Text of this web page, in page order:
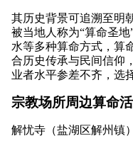
其历史背景可追溯至明
被当地人称为“算命圣
水等多种算命方式，算
合历史传承与民间信仰
业者水平参差不齐，选
宗教场所周边算命
解忧寺（盐湖区解州镇）